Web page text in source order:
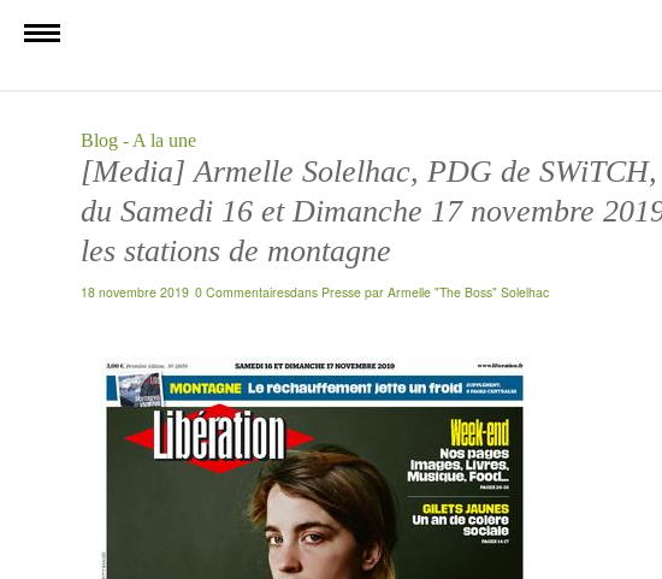
Blog - A la une
[Media] Armelle Solelhac, PDG de
du Samedi 16 et Dimanche 17 novembre
les stations de montagne
18 novembre 2019 0 Commentairesdans Presse par Armelle "The Boss" Solelhac